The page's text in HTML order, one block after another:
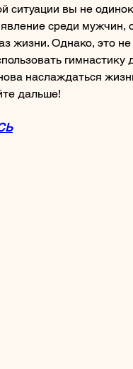
ситуации вы не
среди мужчин,
жизни. Однако, это
гимнастику
наслаждаться
дальше!